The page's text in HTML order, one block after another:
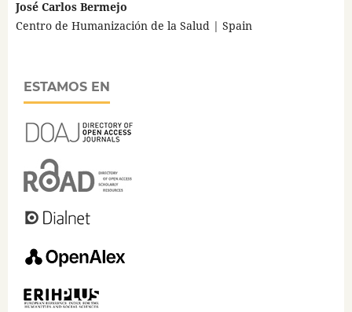
José Carlos Bermejo
Centro de Humanización de la Salud | Spain
ESTAMOS EN